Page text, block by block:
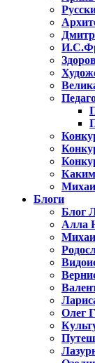
Блоги
Блог
Алла
Олег